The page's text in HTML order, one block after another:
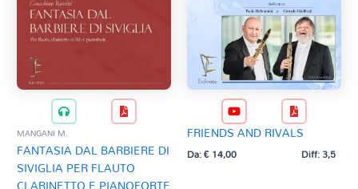
MANGANI M.
FANTASIA DAL BARBIERE DI
SIVIGLIA PER FLAUTO
FRIENDS AND RIVALS
Da:€14,00 Diff: 3,5